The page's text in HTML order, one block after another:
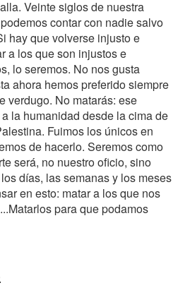
Veinte siglos de nuestra
contar con nadie salvo
hay que volverse injusto e
a los que son injustos e
lo seremos. No nos gusta
ahora hemos preferido siempre
verdugo. No matarás: ese
la humanidad desde la cima de
Fuimos los únicos en
de hacerlo. Seremos como
será, no nuestro oficio, sino
días, las semanas y los meses
en esto: matar a los que nos
para que podamos